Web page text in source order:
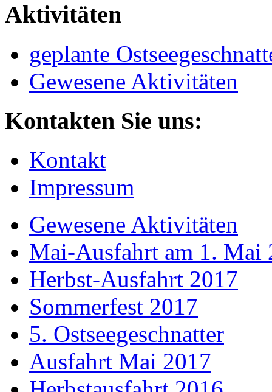
Aktivitäten
geplante
Gewesene Aktivitäten
Kontakten Sie uns:
Kontakt
Impressum
Gewesene Aktivitäten
Mai-Ausfahrt am 1. Mai
Herbst-Ausfahrt 2017
Sommerfest 2017
5. Ostseegeschnatter
Ausfahrt Mai 2017